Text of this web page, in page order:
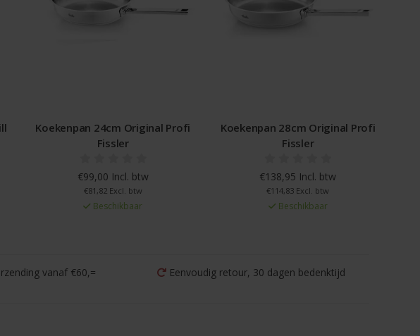
Koekenpan 24cm Original Profi
Fissler
€99,00 Incl. btw
€81,82 Excl. btw
Beschikbaar
Koekenpan 28cm Original Profi
Fissler
€138,95 Incl. btw
€114,83 Excl. btw
Beschikbaar
vanaf €60,= Eenvoudig retour, 30 dagen bedenktijd